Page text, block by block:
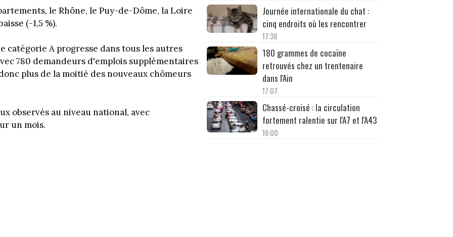
le Rhône, le Puy-de-Dôme, la Loire
(-1,5 %).
catégorie A progresse dans tous les autres
780 demandeurs d'emplois supplémentaires
plus de la moitié des nouveaux chômeurs
observés au niveau national, avec
un mois.
Journée internationale du chat :
cinq endroits où les rencontrer
17:38
180 grammes de cocaïne
retrouvés chez un trentenaire
dans l'Ain
17:07
Chassé-croisé : la circulation
fortement ralentie sur l'A7 et l'A43
16:00